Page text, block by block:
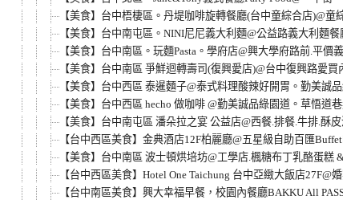
【美食】台中梧棲區。丹堤咖啡旋轉餐廳(台中童綜合店)@童綜
【美食】台中南屯區。NINI尼尼義大利麵@公益路義大利麵餐廳
【美食】台中南區。玩麵Pasta。學府店@興大學府路前.平價義大
【美食】台中南區 爭鮮迴轉壽司(復興愛店)@台中復興路愛買內
【美食】台中西區 泰暹麵子@泰式料理酸辣好開胃。勤美誠品
【美食】台中西區 hecho 做咖啡 @勤美誠品綠園道。草悟道巷
【美食】台中南屯區 潘朵拉之宴 公益店@西餐.排餐.牛排.酥皮
【台中西區美食】金典酒店12F柏麗廳@五星級自助百匯Buffet吃
【美食】台中南區 波士頓烘培坊@工學店.楓糖布丁乳酪蛋糕 &
【台中西區美食】Hotel One Taichung 台中亞緻大飯店27F@婚
【台中南區美食】興大幸福早餐，校園內餐廳BAKKU All